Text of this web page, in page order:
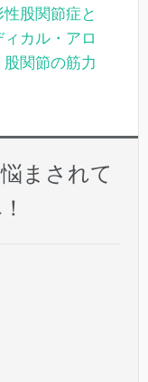
性股関節症と
ィカル・アロ
股関節の筋力
まされて